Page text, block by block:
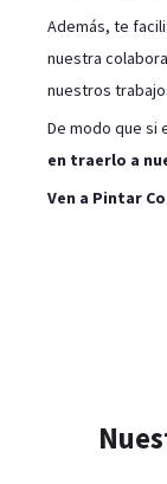
Además, te
nuestra
nuestros
De modo que si
en traerlo a
Ven a Pintar